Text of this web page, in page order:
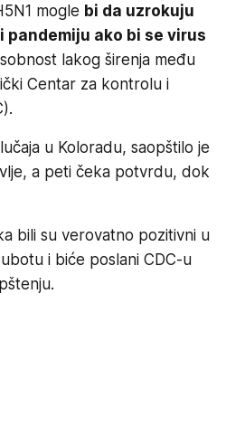
mogle bi da uzrokuju
pandemiju ako bi se virus
lakog širenja među
Centar za kontrolu i
u Koloradu, saopštilo je
a peti čeka potvrdu, dok
bili su verovatno pozitivni u
i biće poslani CDC-u